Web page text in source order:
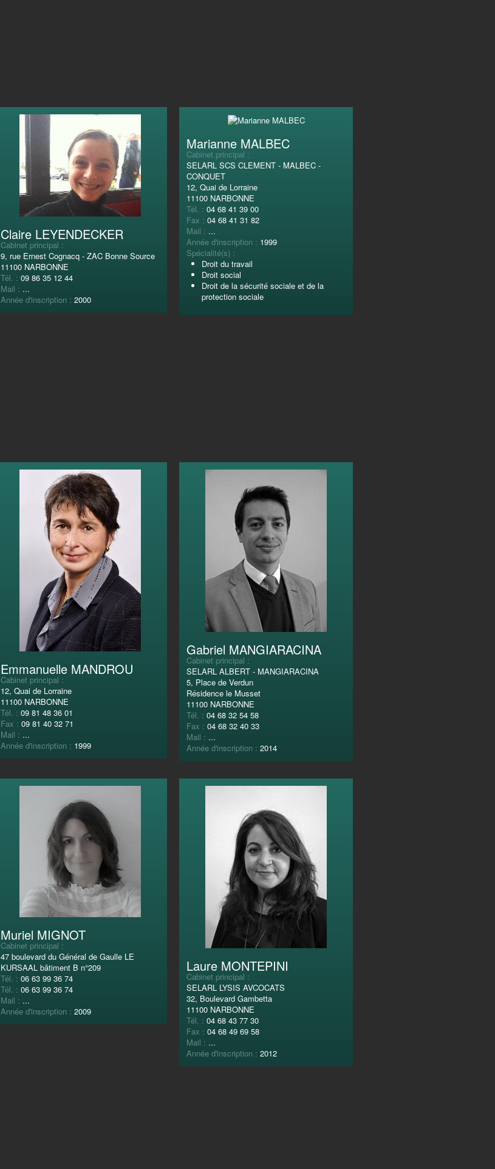
Claire LEYENDECKER
Cabinet principal :
9, rue Ernest Cognacq - ZAC Bonne Source
11100 NARBONNE
Tél. : 09 86 35 12 44
Mail : ...
Année d'inscription : 2000
Marianne MALBEC
Cabinet principal :
SELARL SCS CLEMENT - MALBEC -
CONQUET
12, Quai de Lorraine
11100 NARBONNE
Tél. : 04 68 41 39 00
Fax : 04 68 41 31 82
Mail : ...
Année d'inscription : 1999
Spécialité(s) :
Droit du travail
Droit social
Droit de la sécurité sociale et de la
protection sociale
Emmanuelle MANDROU
Cabinet principal :
12, Quai de Lorraine
11100 NARBONNE
Tél. : 09 81 48 36 01
Fax : 09 81 40 32 71
Mail : ...
Année d'inscription : 1999
Gabriel MANGIARACINA
Cabinet principal :
SELARL ALBERT - MANGIARACINA
5, Place de Verdun
Résidence le Musset
11100 NARBONNE
Tél. : 04 68 32 54 58
Fax : 04 68 32 40 33
Mail : ...
Année d'inscription : 2014
Muriel MIGNOT
Cabinet principal :
47 boulevard du Général de Gaulle LE
KURSAAL bâtiment B n°209
Tél. : 06 63 99 36 74
Tél. : 06 63 99 36 74
Mail : ...
Année d'inscription : 2009
Laure MONTEPINI
Cabinet principal :
SELARL LYSIS AVCOCATS
32, Boulevard Gambetta
11100 NARBONNE
Tél. : 04 68 43 77 30
Fax : 04 68 49 69 58
Mail : ...
Année d'inscription : 2012